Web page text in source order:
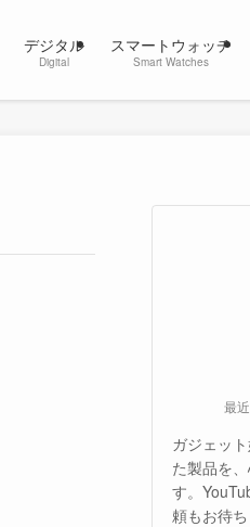
デジタル
Digital
スマートウォッチ
Smart Watches
最
ガジェッ
た製品を
す。
頼もお待ち